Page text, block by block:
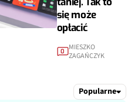
się może
opłacić
0 MIESZKO
ZAGAŃCZYK
Popularne